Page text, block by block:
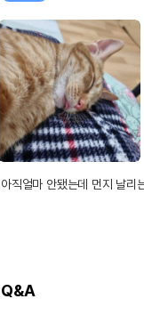
아직얼마 안됐는데 먼지 날리
Q&A